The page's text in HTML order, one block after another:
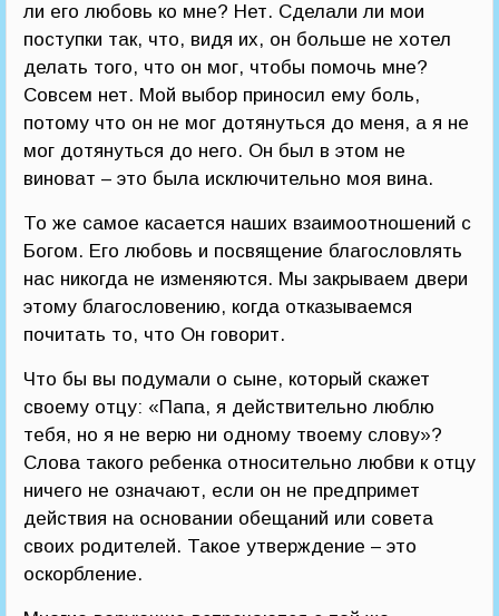
ли его любовь ко мне? Нет. Сделали ли мои
поступки так, что, видя их, он больше не хотел
делать того, что он мог, чтобы помочь мне?
Совсем нет. Мой выбор приносил ему боль,
потому что он не мог дотянуться до меня, а я не
мог дотянуться до него. Он был в этом не
виноват – это была исключительно моя вина.
То же самое касается наших взаимоотношений с
Богом. Его любовь и посвящение благословлять
нас никогда не изменяются. Мы закрываем двери
этому благословению, когда отказываемся
почитать то, что Он говорит.
Что бы вы подумали о сыне, который скажет
своему отцу: «Папа, я действительно люблю
тебя, но я не верю ни одному твоему слову»?
Слова такого ребенка относительно любви к отцу
ничего не означают, если он не предпримет
действия на основании обещаний или совета
своих родителей. Такое утверждение – это
оскорбление.